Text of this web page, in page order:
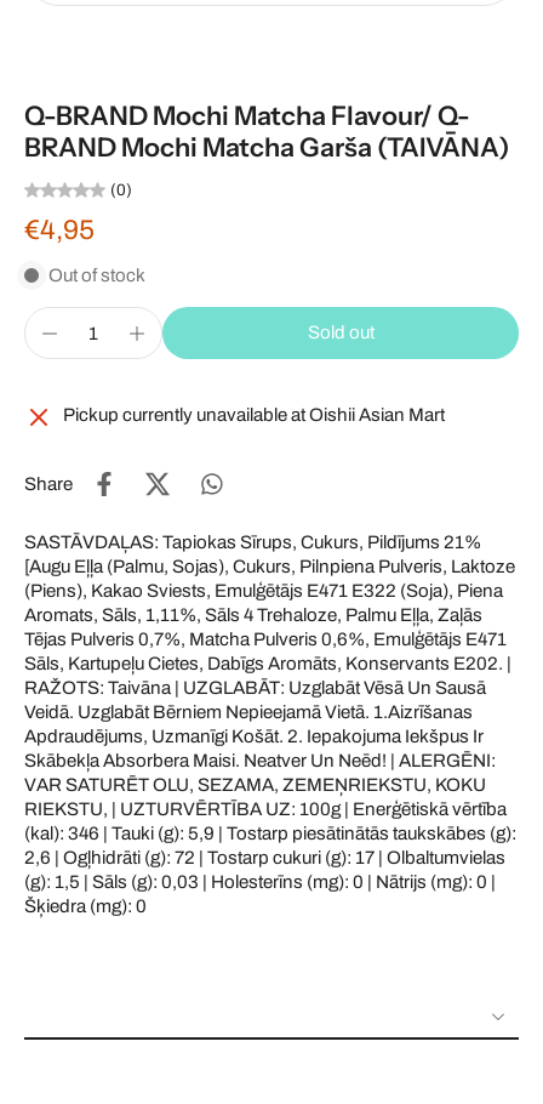
Q-BRAND Mochi Matcha Flavour/ Q-
BRAND Mochi Matcha Garša (TAIVĀNA)
(0)
€4,95
Out of stock
Sold out
Pickup currently unavailable atOishii Asian Mart
Share
SASTĀVDAĻAS: Tapiokas Sīrups, Cukurs, Pildījums 21%
[Augu Eļļa (Palmu, Sojas), Cukurs, Pilnpiena Pulveris, Laktoze
(Piens), Kakao Sviests, Emulģētājs E471 E322 (Soja), Piena
Aromats, Sāls, 1,11%, Sāls 4 Trehaloze, Palmu Eļļa, Zaļās
Tējas Pulveris 0,7%, Matcha Pulveris 0,6%, Emulģētājs E471
Sāls, Kartupeļu Cietes, Dabīgs Aromāts, Konservants E202. |
RAŽOTS: Taivāna | UZGLABĀT: Uzglabāt Vēsā Un Sausā
Veidā. Uzglabāt Bērniem Nepieejamā Vietā. 1.Aizrīšanas
Apdraudējums, Uzmanīgi Košāt. 2. Iepakojuma Iekšpus Ir
Skābekļa Absorbera Maisi. Neatver Un Neēd! | ALERGĒNI:
VAR SATURĒT OLU, SEZAMA, ZEMEŅRIEKSTU, KOKU
RIEKSTU, | UZTURVĒRTĪBA UZ: 100g | Enerģētiskā vērtība
(kal): 346 | Tauki (g): 5,9 | Tostarp piesātinātās taukskābes (g):
2,6 | Ogļhidrāti (g): 72 | Tostarp cukuri (g): 17 | Olbaltumvielas
(g): 1,5 | Sāls (g): 0,03 | Holesterīns (mg): 0 | Nātrijs (mg): 0 |
Šķiedra (mg): 0